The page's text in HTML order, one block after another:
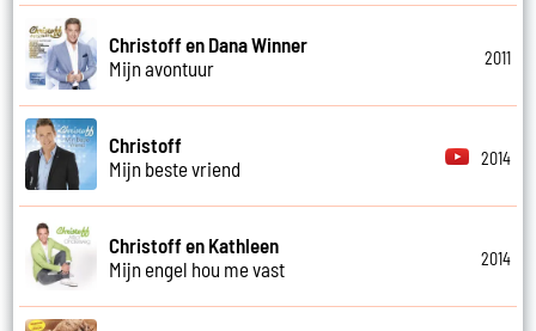
Christoff en Dana Winner
Mijn avontuur
2011
Christoff
Mijn beste vriend
2014
Christoff en Kathleen
Mijn engel hou me vast
2014